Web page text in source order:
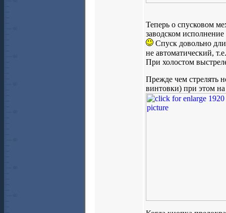
Теперь о спусковом
заводском
Спуск довольно
не автоматический,
При холостом
Прежде чем стрелять
винтовки) при этом на